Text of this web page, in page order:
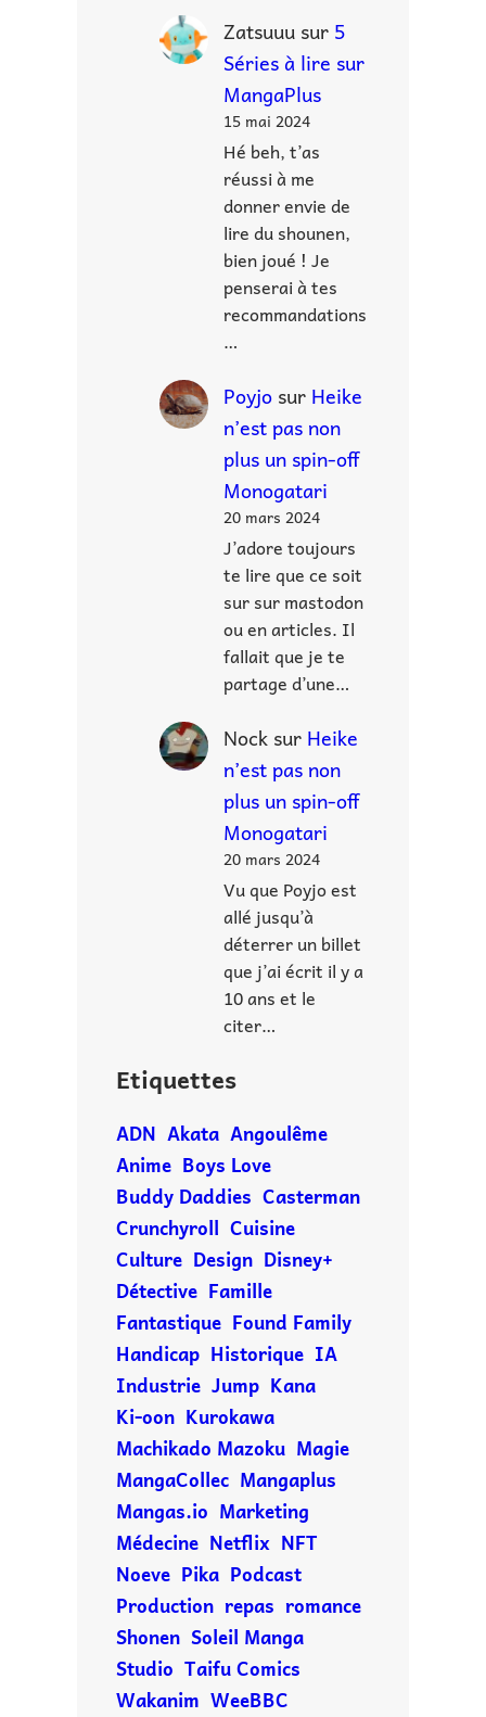
Zatsuuusur 5
Séries à lire sur
MangaPlus
15 mai 2024
Hé beh, t’as
réussi à me
donner envie de
lire du shounen,
bien joué ! Je
penserai à tes
recommandations
…
Poyjosur Heike
n’est pas non
plus un spin-off
Monogatari
20 mars 2024
J’adore toujours
te lire que ce soit
sur sur mastodon
ou en articles. Il
fallait que je te
partage d’une…
Nocksur Heike
n’est pas non
plus un spin-off
Monogatari
20 mars 2024
Vu que Poyjo est
allé jusqu’à
déterrer un billet
que j’ai écrit il y a
10 ans et le
citer…
Etiquettes
ADN Akata Angoulême
Anime Boys Love
Buddy Daddies Casterman
Crunchyroll Cuisine
Culture Design Disney+
Détective Famille
Fantastique Found Family
Handicap Historique IA
Industrie Jump Kana
Ki-oon Kurokawa
Machikado Mazoku Magie
MangaCollec Mangaplus
Mangas.io Marketing
Médecine Netflix NFT
Noeve Pika Podcast
Production repas romance
Shonen Soleil Manga
Studio Taifu Comics
Wakanim WeeBBC